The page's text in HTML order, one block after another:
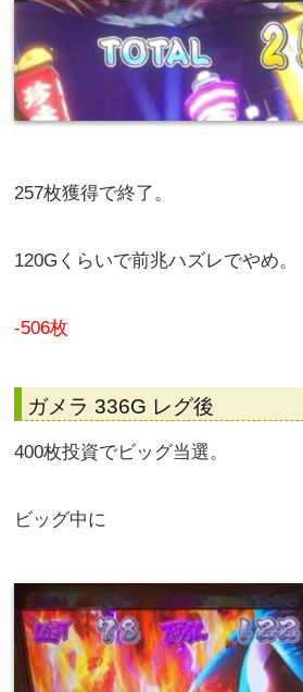
257枚獲得で終了。
120Gくらいで前兆ハズレでやめ。
-506枚
ガメラ 336G レグ後
400枚投資でビッグ当選。
ビッグ中に